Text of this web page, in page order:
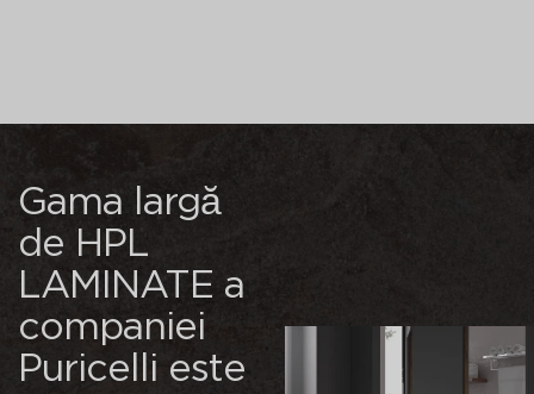
Gama largă
de HPL
LAMINATE a
companiei
Puricelli este